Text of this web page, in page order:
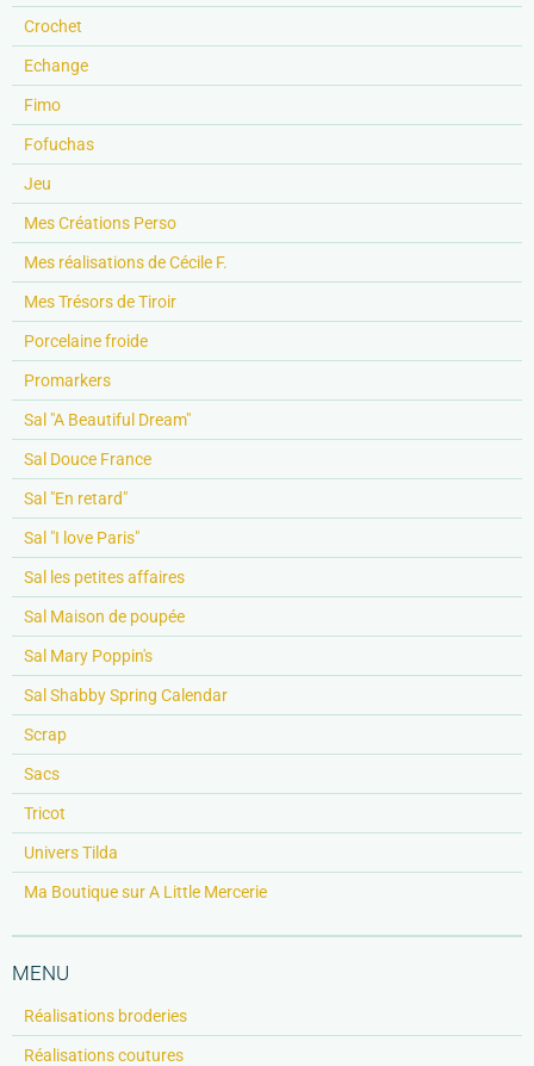
Crochet
Echange
Fimo
Fofuchas
Jeu
Mes Créations Perso
Mes réalisations de Cécile F.
Mes Trésors de Tiroir
Porcelaine froide
Promarkers
Sal "A Beautiful Dream"
Sal Douce France
Sal "En retard"
Sal "I love Paris"
Sal les petites affaires
Sal Maison de poupée
Sal Mary Poppin's
Sal Shabby Spring Calendar
Scrap
Sacs
Tricot
Univers Tilda
Ma Boutique sur A Little Mercerie
MENU
Réalisations broderies
Réalisations coutures